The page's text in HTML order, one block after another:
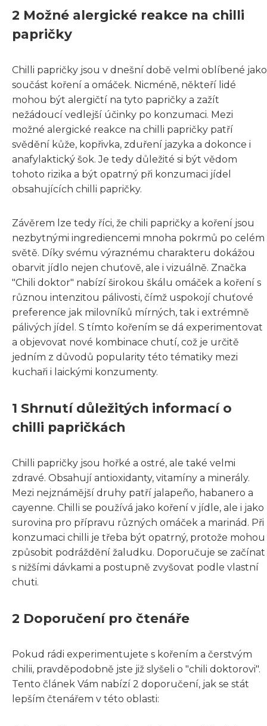
2 Možné alergické reakce na chilli
papričky
Chilli papričky jsou v dnešní době velmi oblíbené jako
součást koření a omáček. Nicméně, někteří lidé
mohou být alergičtí na tyto papričky a zažít
nežádoucí vedlejší účinky po konzumaci. Mezi
možné alergické reakce na chilli papričky patří
svědění kůže, kopřivka, zduření jazyka a dokonce i
anafylaktický šok. Je tedy důležité si být vědom
tohoto rizika a být opatrný při konzumaci jídel
obsahujících chilli papričky.
Závěrem lze tedy říci, že chili papričky a koření jsou
nezbytnými ingrediencemi mnoha pokrmů po celém
světě. Díky svému výraznému charakteru dokážou
obarvit jídlo nejen chuťově, ale i vizuálně. Značka
"Chili doktor" nabízí širokou škálu omáček a koření s
různou intenzitou pálivosti, čímž uspokojí chuťové
preference jak milovníků mírných, tak i extrémně
pálivých jídel. S tímto kořením se dá experimentovat
a objevovat nové kombinace chutí, což je určitě
jedním z důvodů popularity této tématiky mezi
kuchaři i laickými konzumenty.
1 Shrnutí důležitých informací o
chilli papričkách
Chilli papričky jsou hořké a ostré, ale také velmi
zdravé. Obsahují antioxidanty, vitamíny a minerály.
Mezi nejznámější druhy patří jalapeño, habanero a
cayenne. Chilli se používá jako koření v jídle, ale i jako
surovina pro přípravu různých omáček a marinád. Při
konzumaci chilli je třeba být opatrný, protože mohou
způsobit podráždění žaludku. Doporučuje se začínat
s nižšími dávkami a postupně zvyšovat podle vlastní
chuti.
2 Doporučení pro čtenáře
Pokud rádi experimentujete s kořením a čerstvým
chilii, pravděpodobně jste již slyšeli o "chili doktorovi".
Tento článek Vám nabízí 2 doporučení, jak se stát
lepším čtenářem v této oblasti: